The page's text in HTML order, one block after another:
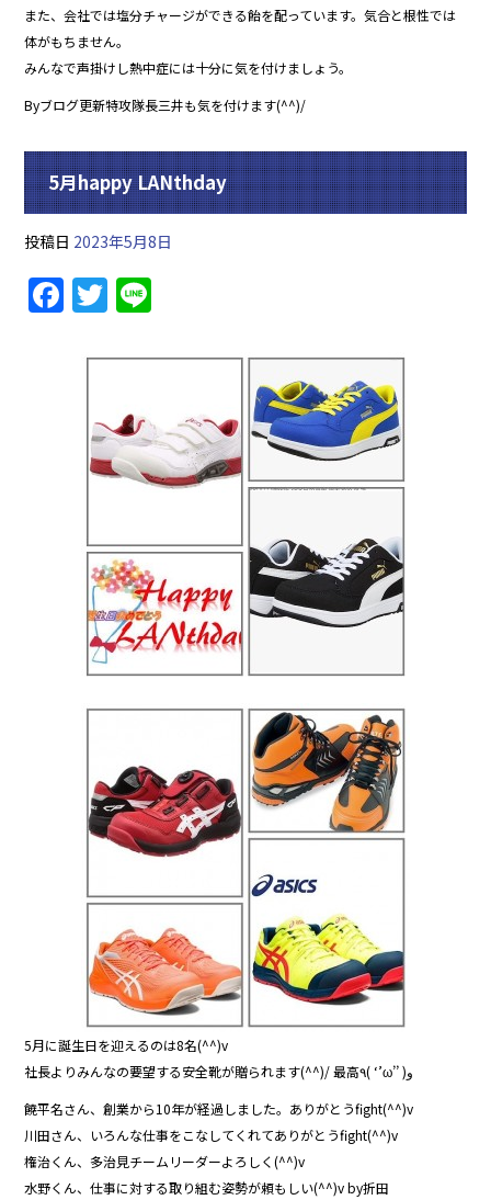
また、会社では塩分チャージができる飴を配っています。気合と根性では
体がもちません。
みんなで声掛けし熱中症には十分に気を付けましょう。
Byブログ更新特攻隊長三井も気を付けます(^^)/
5月happy LANthday
投稿日 2023年5月8日
F T
itt
er
e
5月に誕生日を迎えるのは8名(^^)v
社長よりみんなの要望する安全靴が贈られます(^^)/ 最高٩( ‘’ω’’ )و
饒平名さん、創業から10年が経過しました。ありがとうfight(^^)v
川田さん、いろんな仕事をこなしてくれてありがとうfight(^^)v
権治くん、多治見チームリーダーよろしく(^^)v
水野くん、仕事に対する取り組む姿勢が頼もしい(^^)v by折田